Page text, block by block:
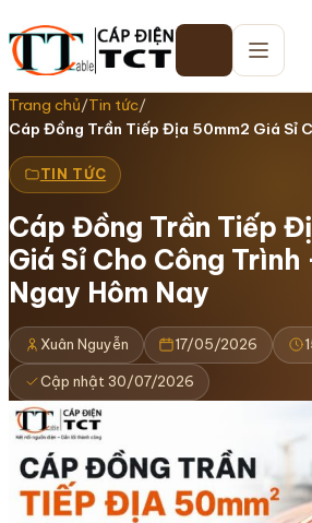
Trang chủ/Tin tức/
Cáp Đồng Trần Tiếp Địa 50mm2 Giá Sỉ
TIN TỨC
Cáp Đồng Trần Tiếp
Giá Sỉ Cho Công Trình
Ngay Hôm Nay
Xuân Nguyễn 17/05/2026
Cập nhật 30/07/2026